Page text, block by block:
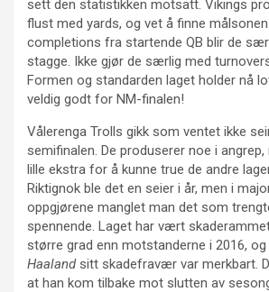
sett den statistikken motsatt. Vikings
flust med yards, og vet å finne
completions fra startende QB blir de
stagge. Ikke gjør de særlig med
Formen og standarden laget holder nå
veldig godt for NM-finalen!
Vålerenga Trolls gikk som ventet ikke
semifinalen. De produserer noe i
lille ekstra for å kunne true de andre
Riktignok ble det en seier i år, men i
oppgjørene manglet man det som
spennende. Laget har vært
større grad enn motstanderne i 2016,
Haalandsitt skadefravær var merkbart.
at han kom tilbake mot slutten av